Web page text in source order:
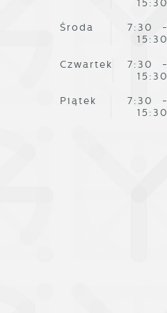
15:30
Środa
7:30 -
15:30
Czwartek
7:30 -
15:30
Piątek
7:30 -
15:30
prezentowania Ci
analizy Twoich
dotyczących przeglądanej
mogą pojawić się
firm będących naszymi
usług. Firmy te działają
mediów